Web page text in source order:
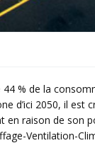
% de la
d’ici 2050, il est
raison de son
Ventilation-